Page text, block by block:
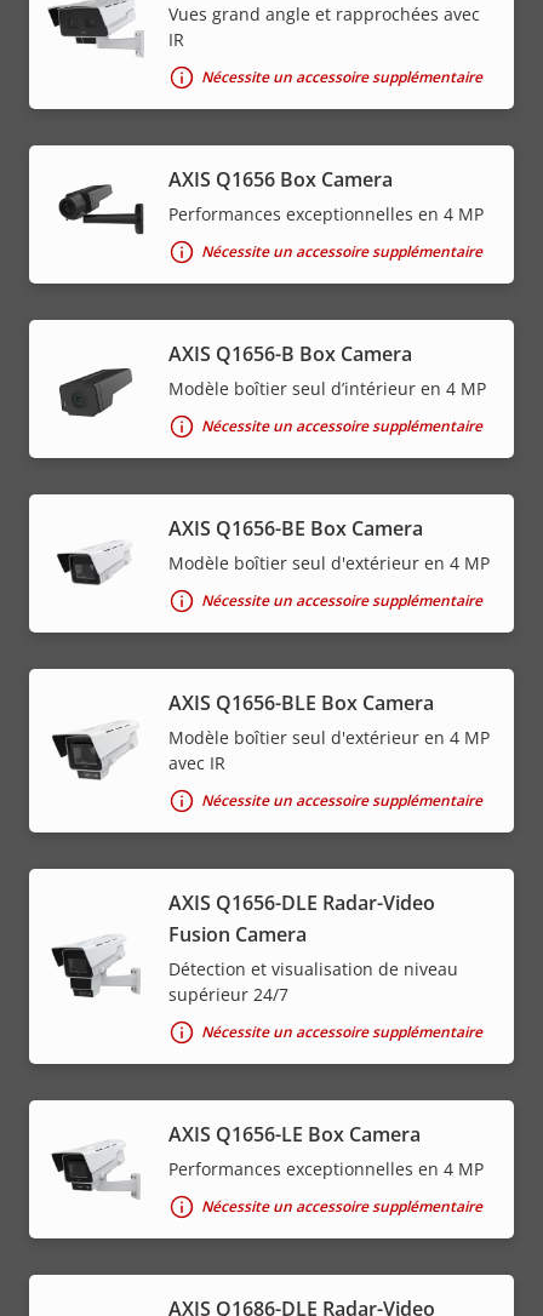
Vues grand angle et rapprochées avec
IR
Nécessite un accessoire supplémentaire
AXIS Q1656 Box Camera
Performances exceptionnelles en 4 MP
Nécessite un accessoire supplémentaire
AXIS Q1656-B Box Camera
Modèle boîtier seul d’intérieur en 4 MP
Nécessite un accessoire supplémentaire
AXIS Q1656-BE Box Camera
Modèle boîtier seul d'extérieur en 4 MP
Nécessite un accessoire supplémentaire
AXIS Q1656-BLE Box Camera
Modèle boîtier seul d'extérieur en 4 MP
avec IR
Nécessite un accessoire supplémentaire
AXIS Q1656-DLE Radar-Video
Fusion Camera
Détection et visualisation de niveau
supérieur 24/7
Nécessite un accessoire supplémentaire
AXIS Q1656-LE Box Camera
Performances exceptionnelles en 4 MP
Nécessite un accessoire supplémentaire
AXIS Q1686-DLE Radar-Video